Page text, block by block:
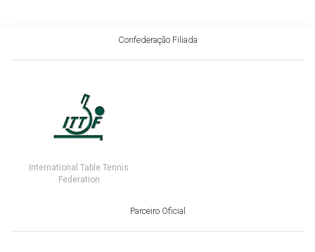
Confederação Filiada
International Table Tennis
Federation
Parceiro Oficial